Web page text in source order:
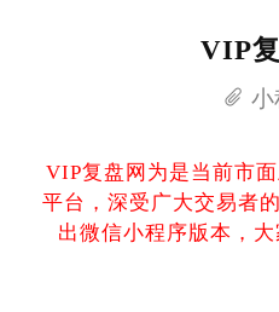
VIP
小
VIP复盘网为是当前市
平台，深受广大交易者
出微信小程序版本，